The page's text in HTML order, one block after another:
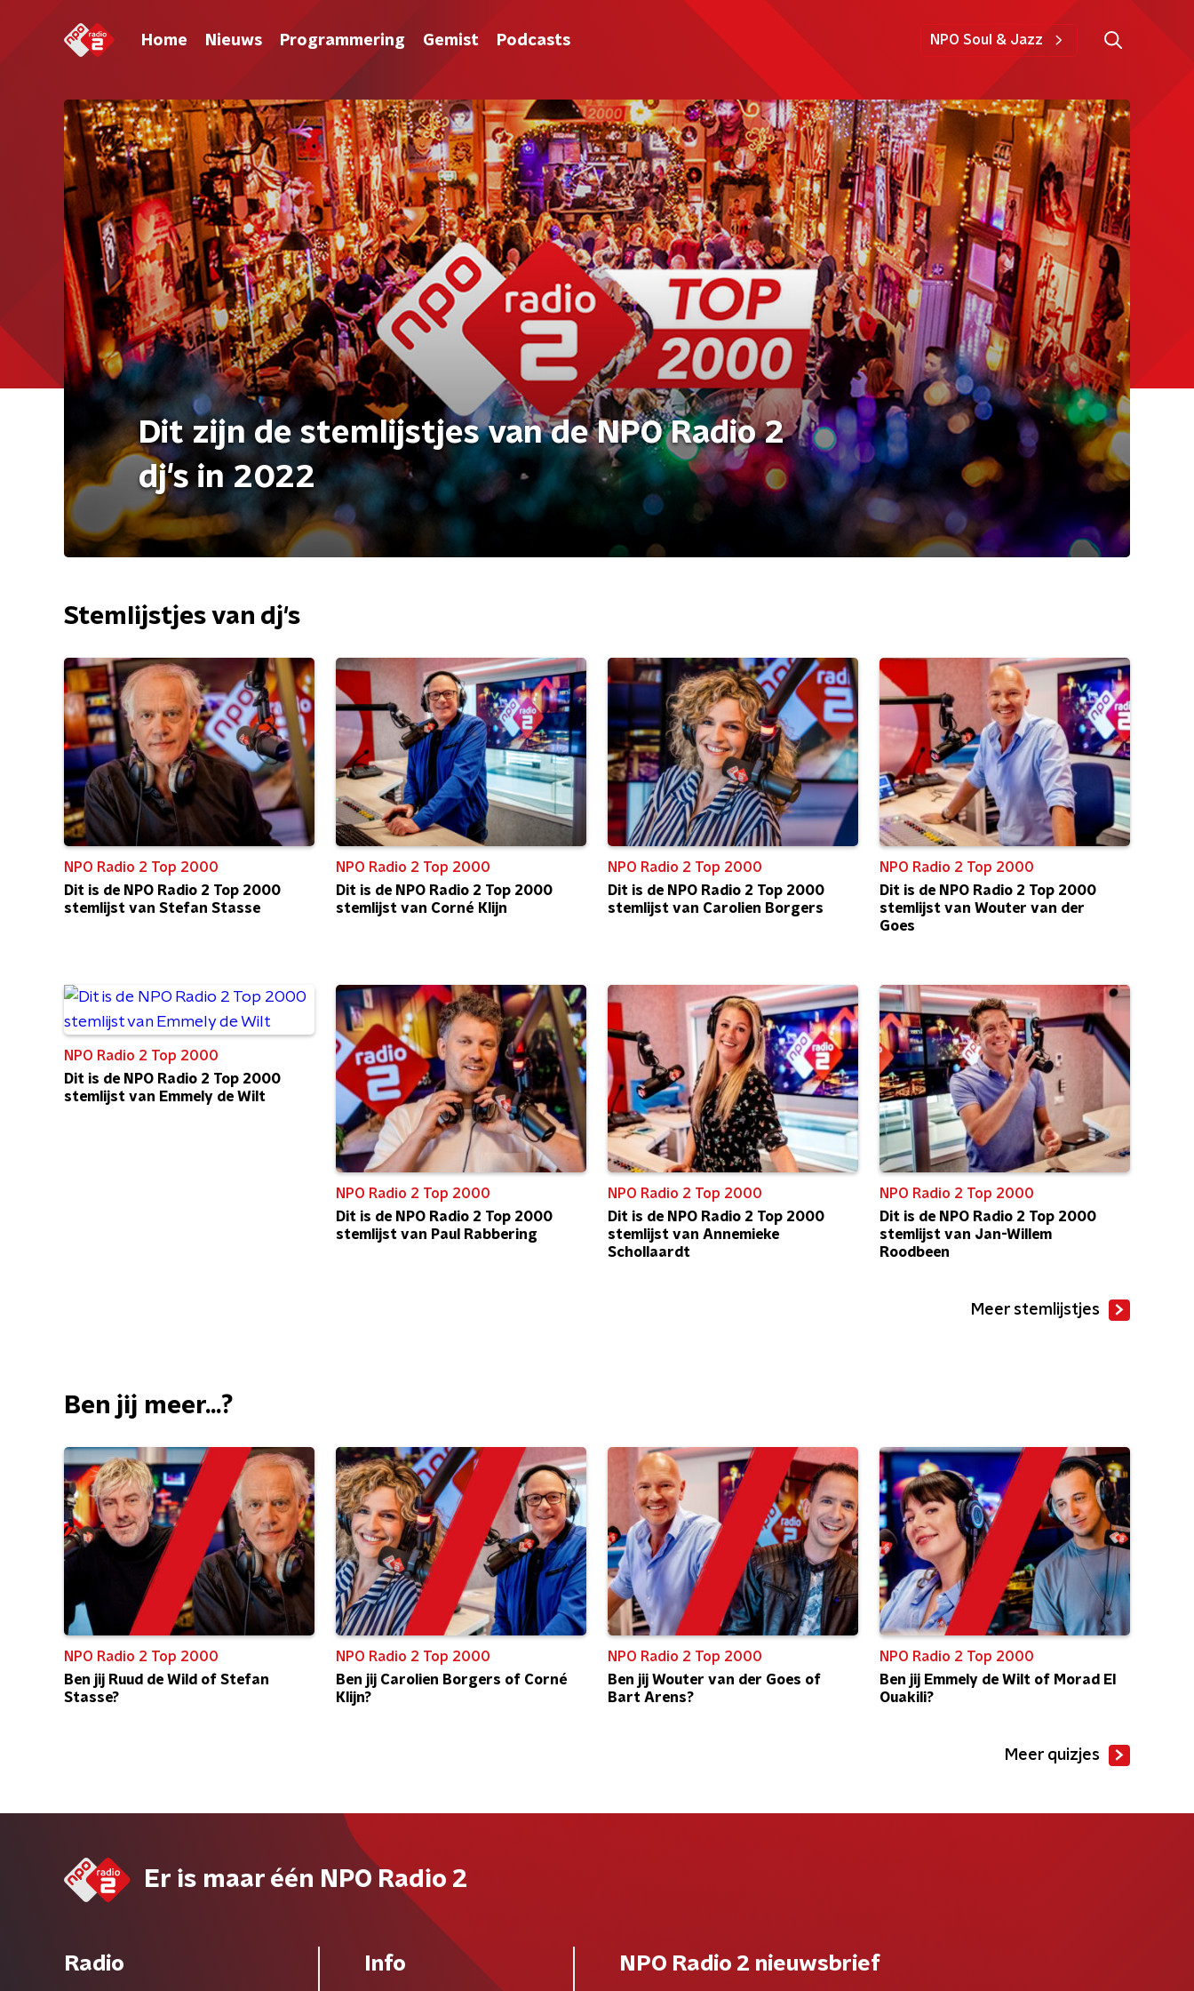
Home Nieuws Programmering Gemist Podcasts NPO Soul & Jazz
Dit zijn de stemlijstjes van de NPO Radio 2
dj's in 2022
Stemlijstjes van dj's
NPO Radio 2 Top 2000
Dit is de NPO Radio 2 Top 2000
stemlijst van Stefan Stasse
NPO Radio 2 Top 2000
Dit is de NPO Radio 2 Top 2000
stemlijst van Corné Klijn
NPO Radio 2 Top 2000
Dit is de NPO Radio 2 Top 2000
stemlijst van Carolien Borgers
NPO Radio 2 Top 2000
Dit is de NPO Radio 2 Top 2000
stemlijst van Wouter van der
Goes
NPO Radio 2 Top 2000
Dit is de NPO Radio 2 Top 2000
stemlijst van Emmely de Wilt
NPO Radio 2 Top 2000
Dit is de NPO Radio 2 Top 2000
stemlijst van Paul Rabbering
NPO Radio 2 Top 2000
Dit is de NPO Radio 2 Top 2000
stemlijst van Annemieke
Schollaardt
NPO Radio 2 Top 2000
Dit is de NPO Radio 2 Top 2000
stemlijst van Jan-Willem
Roodbeen
Meer stemlijstjes
Ben jij meer...?
NPO Radio 2 Top 2000
Ben jij Ruud de Wild of Stefan
Stasse?
NPO Radio 2 Top 2000
Ben jij Carolien Borgers of Corné
Klijn?
NPO Radio 2 Top 2000
Ben jij Wouter van der Goes of
Bart Arens?
NPO Radio 2 Top 2000
Ben jij Emmely de Wilt of Morad El
Ouakili?
Meer quizjes
Er is maar één NPO Radio 2
Radio Info NPO Radio 2 nieuwsbrief